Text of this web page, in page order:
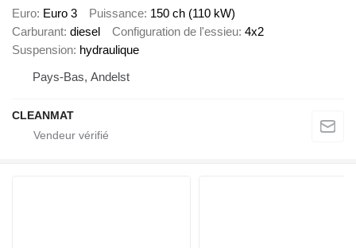
Euro Euro 3 Puissance 150 ch (110 kW)
Carburant diesel Configuration de l'essieu 4x2
Suspension hydraulique
Pays-Bas, Andelst
CLEANMAT